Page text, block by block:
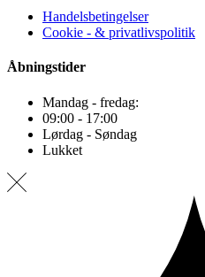
Handelsbetingelser
Cookie - & privatlivspolitik
Åbningstider
Mandag - fredag:
09:00 - 17:00
Lørdag - Søndag
Lukket